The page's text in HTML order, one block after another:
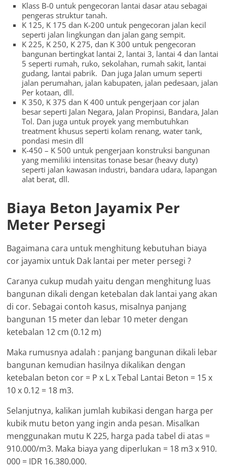
Klass B-0 untuk pengecoran lantai dasar atau sebagai
pengeras struktur tanah.
K 125, K 175 dan K-200 untuk pengecoran jalan kecil
seperti jalan lingkungan dan jalan gang sempit.
K 225, K 250, K 275, dan K 300 untuk pengecoran
bangunan bertingkat lantai 2, lantai 3, lantai 4 dan lantai
5 seperti rumah, ruko, sekolahan, rumah sakit, lantai
gudang, lantai pabrik. Dan juga Jalan umum seperti
jalan perumahan, jalan kabupaten, jalan pedesaan, jalan
Per kotaan, dll.
K 350, K 375 dan K 400 untuk pengerjaan cor jalan
besar seperti Jalan Negara, Jalan Propinsi, Bandara, Jalan
Tol. Dan juga untuk proyek yang membutuhkan
treatment khusus seperti kolam renang, water tank,
pondasi mesin dll
K-450 – K 500 untuk pengerjaan konstruksi bangunan
yang memiliki intensitas tonase besar (heavy duty)
seperti jalan kawasan industri, bandara udara, lapangan
alat berat, dll.
Biaya Beton Jayamix Per
Meter Persegi
Bagaimana cara untuk menghitung kebutuhan biaya
cor jayamix untuk Dak lantai per meter persegi ?
Caranya cukup mudah yaitu dengan menghitung luas
bangunan dikali dengan ketebalan dak lantai yang akan
di cor. Sebagai contoh kasus, misalnya panjang
bangunan 15 meter dan lebar 10 meter dengan
ketebalan 12 cm (0.12 m)
Maka rumusnya adalah : panjang bangunan dikali lebar
bangunan kemudian hasilnya dikalikan dengan
ketebalan beton cor = P x L x Tebal Lantai Beton = 15 x
10 x 0.12 = 18 m3.
Selanjutnya, kalikan jumlah kubikasi dengan harga per
kubik mutu beton yang ingin anda pesan. Misalkan
menggunakan mutu K 225, harga pada tabel di atas =
910.000/m3. Maka biaya yang diperlukan = 18 m3 x 910.
000 = IDR 16.380.000.